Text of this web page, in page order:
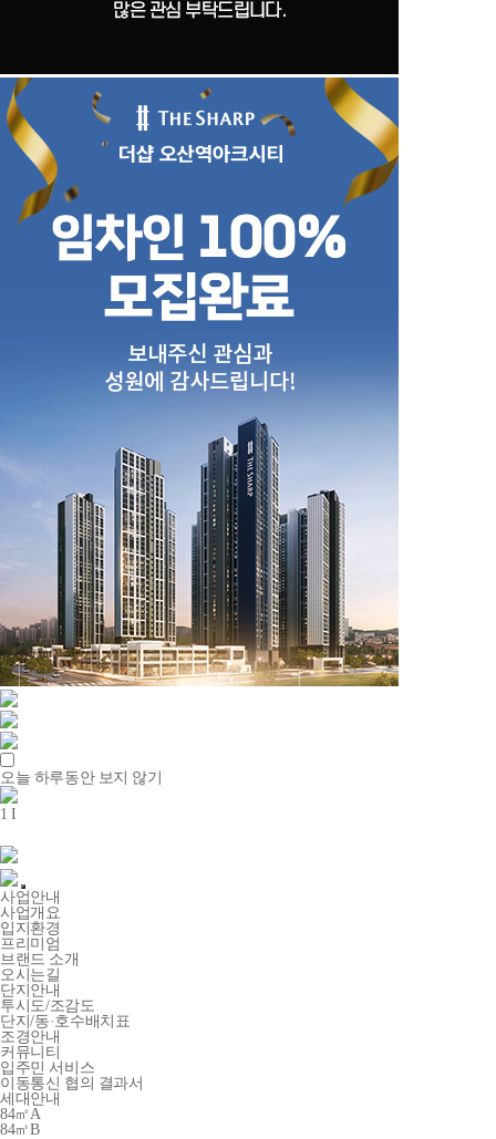
오늘 하루동안 보지 않기
1 I
사업안내
사업개요
입지환경
프리미엄
브랜드 소개
오시는길
단지안내
투시도/조감도
단지/동·호수배치표
조경안내
커뮤니티
입주민 서비스
이동통신 협의 결과서
세대안내
84㎡A
84㎡B